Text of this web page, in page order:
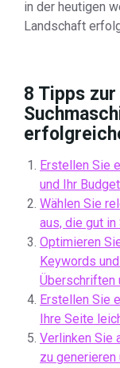
in der heutigen
Landschaft
8 Tipps zur
Erstellen Sie
und Ihr
Wählen Sie
aus, die gut in
Optimieren
Keywords
Überschriften
Erstellen Sie
Ihre Seite
Verlinken Sie
zu generieren